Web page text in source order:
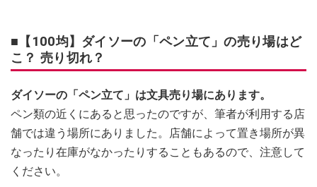
■【100均】ダイソーの「ペン立て」の売り場はど
こ？ 売り切れ？
ダイソーの「ペン立て」は文具売り場にあります。
ペン類の近くにあると思ったのですが、筆者が利用する店
舗では違う場所にありました。店舗によって置き場所が異
なったり在庫がなかったりすることもあるので、注意して
ください。